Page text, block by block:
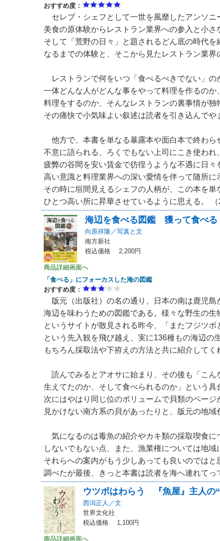
おすすめ度：
セレブ・シェフとして一世を風靡したアンソニ
美食の原体験からレストラン業界への参入と小さ
そして「荒野の日々」と題されるどん底の時代を
なるまでの体験と、そこから見たレストラン業界
レストランで何をいつ「食べるべきでない」の
一体どんな人がどんな事をやって料理を作るのか
料理をするのか、そんなレストランの裏事情が独
その痛快で小気味よい叙述は読者を引き込んでや
他方で、本書を単なる暴露本や面白本で終わら
不意に語られる、ろくでもない上司にこき使われ
疲弊の谷間を安い賃金で彷徨うような不遇に日々
高い意識と料理業界への深い愛情を伴って随所に
その時に垣間見えるシェフの人柄が、この本を単
ひとつ高い所に昇華させているように思える。
海辺を食べる図鑑 獲って食べる
向原祥隆／写真と文
南方新社
税込価格 2,200円
商品詳細画面へ
「食べる」にフォーカスした海の図鑑
おすすめ度：
版元（出版社）の名の通り、日本の南は鹿児島
海辺を味わうための図鑑である。様々な野生の生
というサイトが散見される昨今、「またフジツボ
という先入観を飛び越え、実に136種もの海辺の
もちろん採取法や下拵えの方法と共に紹介してく
読んでみるとアオサに始まり、その後も「こん
生えてたのか、そして食べられるのか」という具
次にはやはり同じ位のボリュームで貝類のペー
見かけない南方系の貝があったりと、版元の地
気になるのは毒魚の紹介やカキ類の採取喫食に
しないでもない点、また、漁業権については地
それらへの案内がもう少しあっても良いのでは
調べたが最後、きっと本書は読者を海へ連れて
ウツボはわらう 『魚屋』主人の
西潟正人／文
世界文化社
税込価格 1,100円
商品詳細画面へ